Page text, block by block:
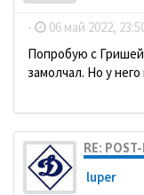
- 06 май 2022,
Попробую с Гришей
замолчал. Но у
RE:
luper